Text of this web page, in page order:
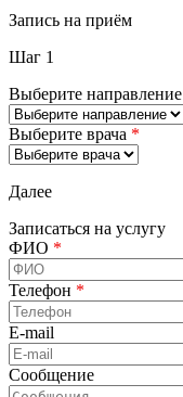
Запись на приём
Шаг 1
Выберите направление
Выберите врача *
Далее
Записаться на услугу
ФИО *
Телефон *
E-mail
Сообщение